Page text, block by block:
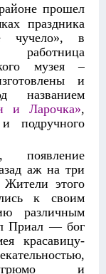
прошел
праздника
чучело», в
работница
музея –
и
названием
и Ларочка»,
подручного
появление
аж на три
этого
к своим
различным
Приал — бог
красавицу-
и